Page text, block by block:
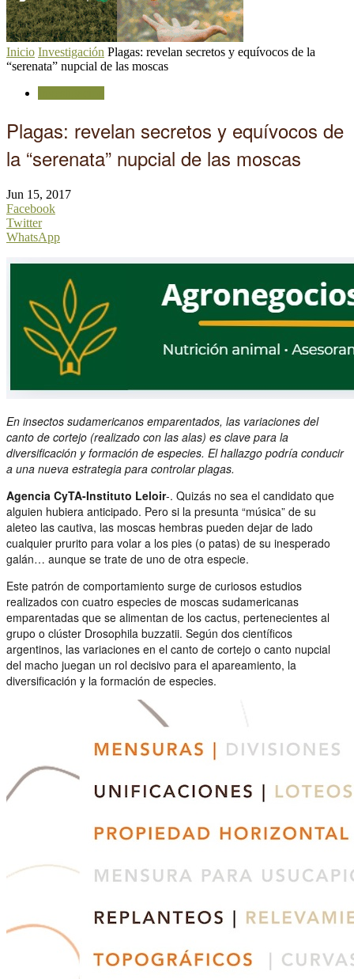
Inicio Investigación Plagas: revelan secretos y equívocos de la
“serenata” nupcial de las moscas
Plagas: revelan secretos y equívocos de
la “serenata” nupcial de las moscas
Jun 15, 2017
Facebook
Twitter
WhatsApp
En insectos sudamericanos emparentados, las variaciones del
canto de cortejo (realizado con las alas) es clave para la
diversificación y formación de especies. El hallazgo podría conducir
a una nueva estrategia para controlar plagas.
Agencia CyTA-Instituto Leloir-. Quizás no sea el candidato que
alguien hubiera anticipado. Pero si la presunta “música” de su
aleteo las cautiva, las moscas hembras pueden dejar de lado
cualquier prurito para volar a los pies (o patas) de su inesperado
galán… aunque se trate de uno de otra especie.
Este patrón de comportamiento surge de curiosos estudios
realizados con cuatro especies de moscas sudamericanas
emparentadas que se alimentan de los cactus, pertenecientes al
grupo o clúster Drosophila buzzatii. Según dos científicos
argentinos, las variaciones en el canto de cortejo o canto nupcial
del macho juegan un rol decisivo para el apareamiento, la
diversificación y la formación de especies.